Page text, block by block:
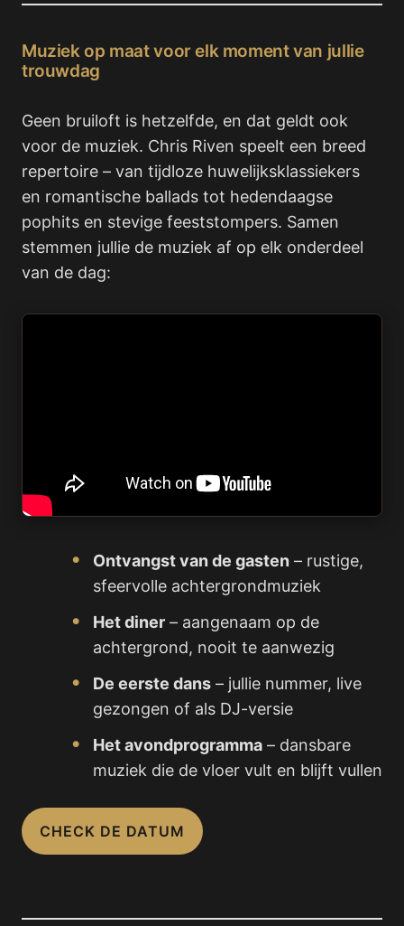
Muziek op maat voor elk moment van jullie
trouwdag
Geen bruiloft is hetzelfde, en dat geldt ook
voor de muziek. Chris Riven speelt een breed
repertoire – van tijdloze huwelijksklassiekers
en romantische ballads tot hedendaagse
pophits en stevige feeststompers. Samen
stemmen jullie de muziek af op elk onderdeel
van de dag:
Ontvangst van de gasten – rustige,
sfeervolle achtergrondmuziek
Het diner – aangenaam op de
achtergrond, nooit te aanwezig
De eerste dans – jullie nummer, live
gezongen of als DJ-versie
Het avondprogramma – dansbare
muziek die de vloer vult en blijft vullen
CHECK DE DATUM